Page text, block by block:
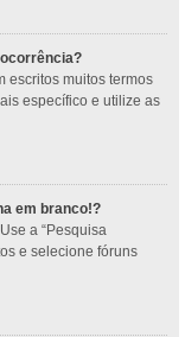
escritos muitos termos
específico e utilize as
em branco!?
a “Pesquisa
e selecione fóruns